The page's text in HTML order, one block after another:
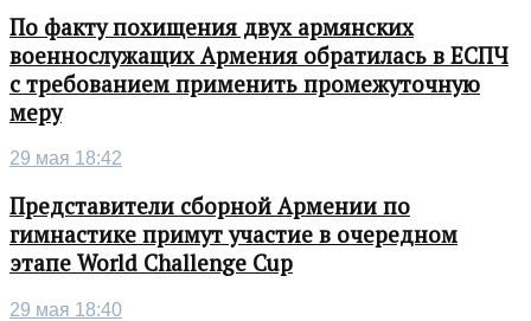
По факту похищения двух армянских
военнослужащих Армения обратилась в ЕСПЧ
с требованием применить промежуточную
меру
29 мая 18:42
Представители сборной Армении по
гимнастике примут участие в очередном
этапе World Challenge Cup
29 мая 18:40